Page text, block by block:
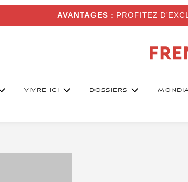
AVANTAGES : PROFITEZ
VIVRE ICI DOSSIERS